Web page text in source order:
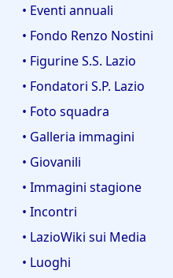
• Eventi annuali
• Fondo Renzo Nostini
• Figurine S.S. Lazio
• Fondatori S.P. Lazio
• Foto squadra
• Galleria immagini
• Giovanili
• Immagini stagione
• Incontri
• LazioWiki sui Media
• Luoghi